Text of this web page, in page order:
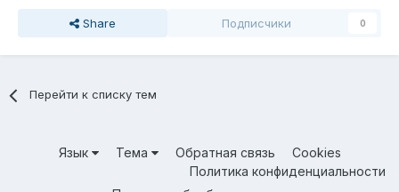
Share Подписчики 0
Перейти к списку тем
Язык Тема Обратная связь
Cookies
Политика конфиденциальности